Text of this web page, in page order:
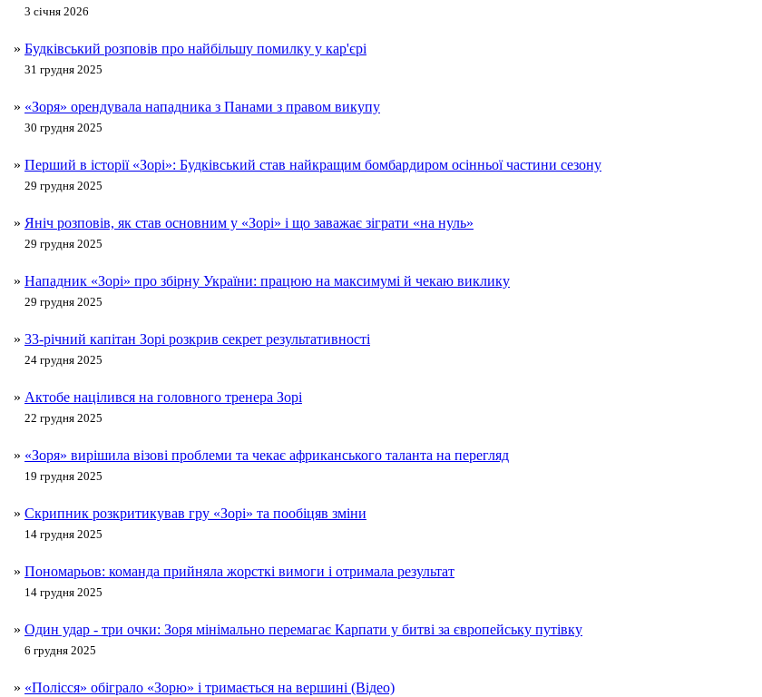
3 січня 2026
» Будківський розповів про найбільшу помилку у кар'єрі
31 грудня 2025
» «Зоря» орендувала нападника з Панами з правом викупу
30 грудня 2025
» Перший в історії «Зорі»: Будківський став найкращим бомбардиром осінньої частини сезону
29 грудня 2025
» Яніч розповів, як став основним у «Зорі» і що заважає зіграти «на нуль»
29 грудня 2025
» Нападник «Зорі» про збірну України: працюю на максимумі й чекаю виклику
29 грудня 2025
» 33-річний капітан Зорі розкрив секрет результативності
24 грудня 2025
» Актобе націлився на головного тренера Зорі
22 грудня 2025
» «Зоря» вирішила візові проблеми та чекає африканського таланта на перегляд
19 грудня 2025
» Скрипник розкритикував гру «Зорі» та пообіцяв зміни
14 грудня 2025
» Пономарьов: команда прийняла жорсткі вимоги і отримала результат
14 грудня 2025
» Один удар - три очки: Зоря мінімально перемагає Карпати у битві за європейську путівку
6 грудня 2025
» «Полісся» обіграло «Зорю» і тримається на вершині (Відео)